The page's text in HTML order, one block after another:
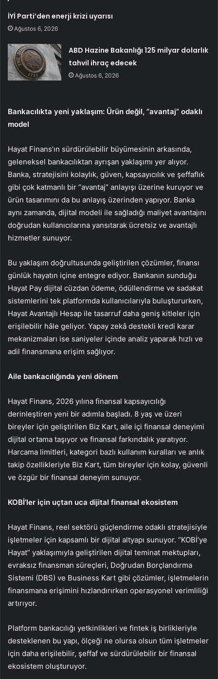
İYİ Parti’den enerji krizi uyarısı
Ağustos 6, 2026
ABD Hazine Bakanlığı 125 milyar dolarlık
tahvil ihraç edecek
Ağustos 6, 2026
Bankacılıkta yeni yaklaşım: Ürün değil, “avantaj” odaklı
model
Hayat Finans’ın sürdürülebilir büyümesinin arkasında,
geleneksel bankacılıktan ayrışan yaklaşımı yer alıyor.
Banka, stratejisini kolaylık, güven, kapsayıcılık ve şeffaflık
gibi çok katmanlı bir “avantaj” anlayışı üzerine kuruyor ve
ürün tasarımını da bu anlayış üzerinden yapıyor. Banka
aynı zamanda, dijital modeli ile sağladığı maliyet avantajını
doğrudan kullanıcılarına yansıtarak ücretsiz ve avantajlı
hizmetler sunuyor.
Bu yaklaşım doğrultusunda geliştirilen çözümler, finansı
günlük hayatın içine entegre ediyor. Bankanın sunduğu
Hayat Pay dijital cüzdan ödeme, ödüllendirme ve sadakat
sistemlerini tek platformda kullanıcılarıyla buluştururken,
Hayat Avantajlı Hesap ile tasarruf daha geniş kitleler için
erişilebilir hâle geliyor. Yapay zekâ destekli kredi karar
mekanizmaları ise saniyeler içinde analiz yaparak hızlı ve
adil finansmana erişim sağlıyor.
Aile bankacılığında yeni dönem
Hayat Finans, 2026 yılına finansal kapsayıcılığı
derinleştiren yeni bir adımla başladı. 8 yaş ve üzeri
bireyler için geliştirilen Biz Kart, aile içi finansal deneyimi
dijital ortama taşıyor ve finansal farkındalık yaratıyor.
Harcama limitleri, kategori bazlı kullanım kuralları ve anlık
takip özellikleriyle Biz Kart, tüm bireyler için kolay, güvenli
ve özgür bir finansal deneyim sunuyor.
KOBİ’ler için uçtan uca dijital finansal ekosistem
Hayat Finans, reel sektörü güçlendirme odaklı stratejisiyle
işletmeler için kapsamlı bir dijital altyapı sunuyor. “KOBİ’ye
Hayat” yaklaşımıyla geliştirilen dijital teminat mektupları,
evraksız finansman süreçleri, Doğrudan Borçlandırma
Sistemi (DBS) ve Business Kart gibi çözümler, işletmelerin
finansmana erişimini hızlandırırken operasyonel verimliliği
artırıyor.
Platform bankacılığı yetkinlikleri ve fintek iş birlikleriyle
desteklenen bu yapı, ölçeği ne olursa olsun tüm işletmeler
için daha erişilebilir, şeffaf ve sürdürülebilir bir finansal
ekosistem oluşturuyor.